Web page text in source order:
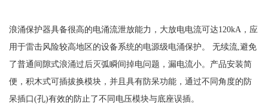
浪涌保护器具备很高的电涌流泄放能力，大放电电流可达120kA，应
用于雷击风险较高地区的设备系统的电源级电涌保护。 无续流,避免
了普通间隙式浪涌过后灭弧瞬间掉电问题，漏电流小。产品安装简
便，积木式可插拔换模块，并且具有防呆功能，通过不同角度的防
呆插口(孔)有效的防止了不同电压模块与底座误插。